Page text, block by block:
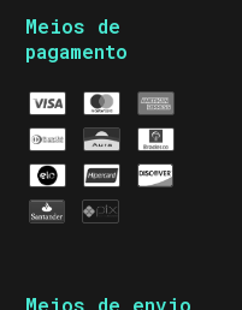
Meios de
pagamento
Meios de envio